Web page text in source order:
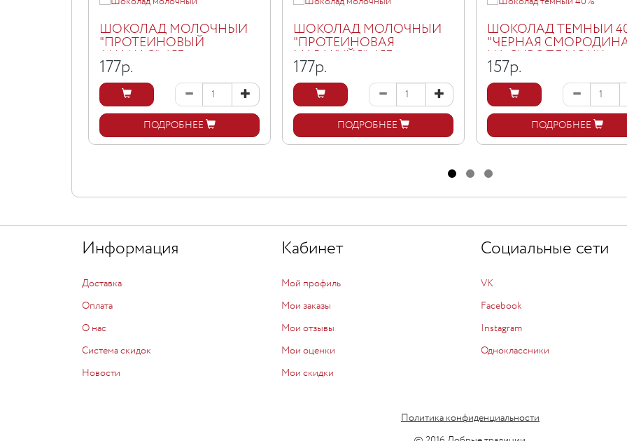
ШОКОЛАД МОЛОЧНЫЙ
"ПРОТЕИНОВЫЙ
АНАНАС", 45Г
177р.
ПОДРОБНЕЕ
ШОКОЛАД МОЛОЧНЫЙ
"ПРОТЕИНОВАЯ
МАРАКУЙЯ", 45Г
177р.
ПОДРОБНЕЕ
ШОКОЛАД ТЕМНЫЙ
"ЧЕРНАЯ
НА СИРОПЕ МОНК
ФРУКТ", 40Г
157р.
ПОДРОБНЕЕ
Информация
Доставка
Оплата
О нас
Система скидок
Новости
Кабинет
Мой профиль
Мои заказы
Мои отзывы
Мои оценки
Мои скидки
Социальные сети
VK
Facebook
Instagram
Одноклассники
Политика конфиденциальности